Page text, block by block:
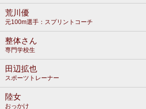
荒川優
元100m選手：スプリントコーチ
整体さん
専門学校生
田辺拡也
スポーツトレーナー
陸女
おっかけ